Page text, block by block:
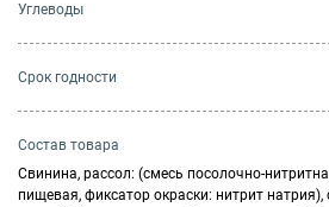
Углеводы
Cрок годности
Состав товара
Свинина, рассол: (смесь посолочно-
пищевая, фиксатор окраски: нитрит